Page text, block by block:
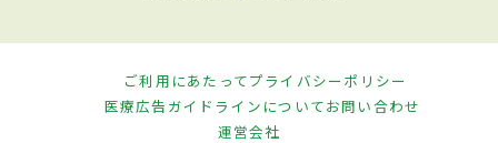
ご利用にあたってプライバシーポリシー
医療広告ガイドラインについてお問い合わせ
運営会社